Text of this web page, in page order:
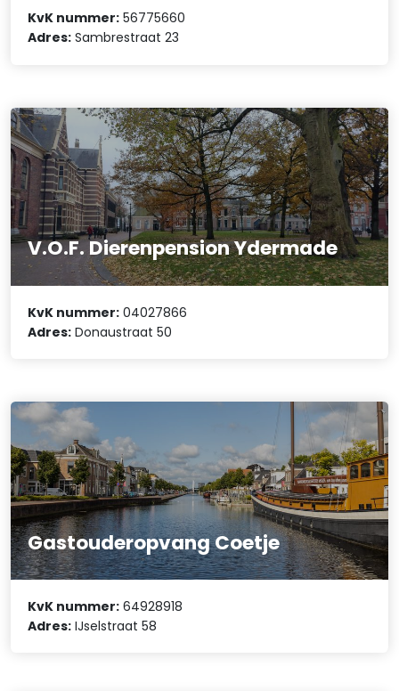
KvK nummer: 56775660
Adres: Sambrestraat 23
V.O.F. Dierenpension Ydermade
KvK nummer: 04027866
Adres: Donaustraat 50
Gastouderopvang Coetje
KvK nummer: 64928918
Adres: IJselstraat 58